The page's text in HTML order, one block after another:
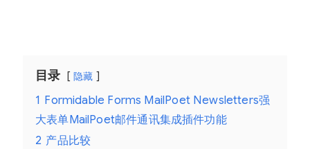
目录 隐藏
1 Formidable Forms MailPoet Newsletters强
大表单MailPoet邮件通讯集成插件功能
2 产品比较